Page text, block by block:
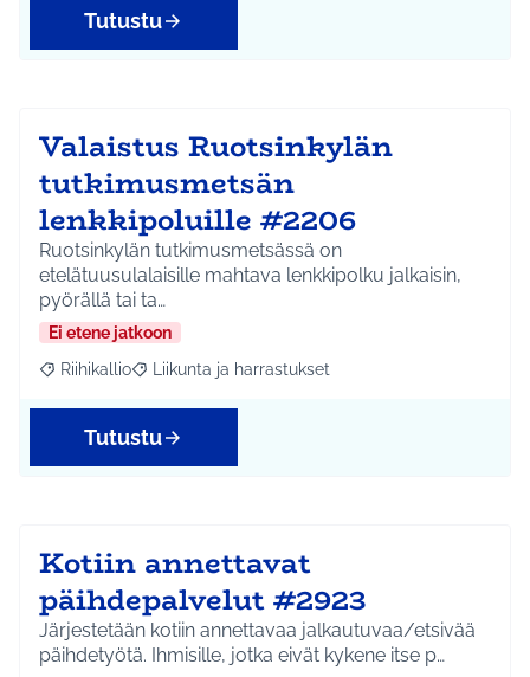
Tutustu
Valaistus Ruotsinkylän
tutkimusmetsän
lenkkipoluille #2206
Ruotsinkylän tutkimusmetsässä on
etelätuusulalaisille mahtava lenkkipolku jalkaisin,
pyörällä tai ta…
Ei etene jatkoon
Rajaa tulokset aihepiirin mukaan: Riihikallio
Riihikallio Rajaa tulokset teeman mukaan: Liikunta ja
Liikunta ja harrastukset
Tutustu
Kotiin annettavat
päihdepalvelut #2923
Järjestetään kotiin annettavaa jalkautuvaa/etsivää
päihdetyötä. Ihmisille, jotka eivät kykene itse p…